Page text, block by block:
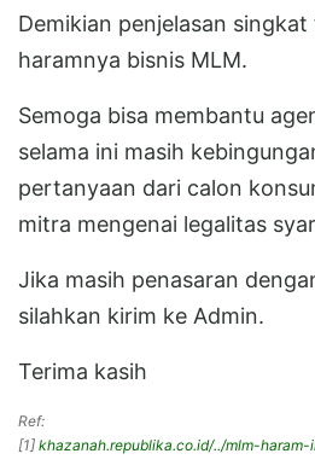
Demikian penjelasan
haramnya bisnis MLM.
Semoga bisa membantu
selama ini masih
pertanyaan dari calon
mitra mengenai legalitas
Jika masih penasaran
silahkan kirim ke Admin.
Terima kasih
Ref:
[1] khazanah.republika.co.id/../mlm-